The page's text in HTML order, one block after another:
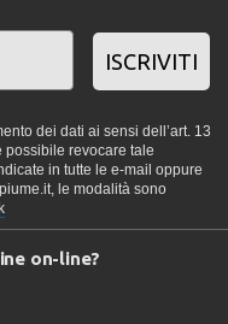
ISCRIVITI
dei dati ai sensi dell’art. 13
possibile revocare tale
in tutte le e-mail oppure
le modalità sono
on-line?